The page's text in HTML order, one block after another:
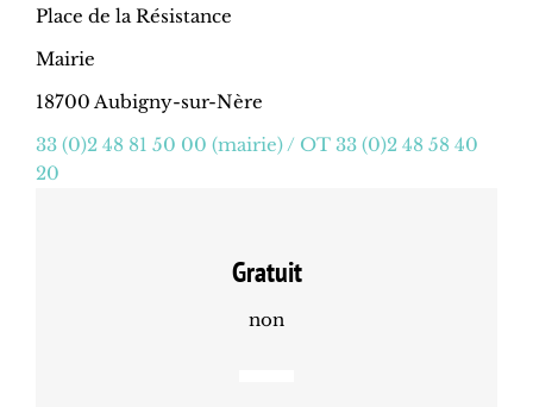
Place de la Résistance
Mairie
18700 Aubigny-sur-Nère
33 (0)2 48 81 50 00 (mairie) / OT 33 (0)2 48 58 40
20
Gratuit
non